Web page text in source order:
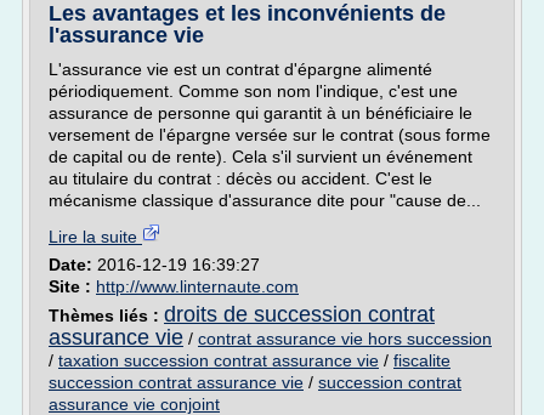
Les avantages et les inconvénients de
l'assurance vie
L'assurance vie est un contrat d'épargne alimenté
périodiquement. Comme son nom l'indique, c'est une
assurance de personne qui garantit à un bénéficiaire le
versement de l'épargne versée sur le contrat (sous forme
de capital ou de rente). Cela s'il survient un événement
au titulaire du contrat : décès ou accident. C'est le
mécanisme classique d'assurance dite pour "cause de...
Lire la suite
Date: 2016-12-19 16:39:27
Site : http://www.linternaute.com
Thèmes liés : droits de succession contrat
assurance vie / contrat assurance vie hors succession
/ taxation succession contrat assurance vie / fiscalite
succession contrat assurance vie / succession contrat
assurance vie conjoint